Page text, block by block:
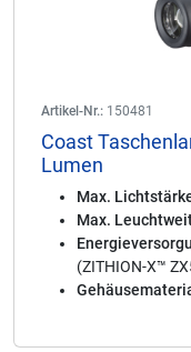
Artikel-Nr.: 150481
Coast
Lumen
Max.
Max.
(ZITHION-X™